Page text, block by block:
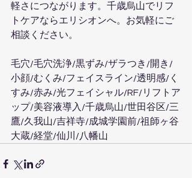
軽さにつながります。千歳烏山でリフ
トケアならエリシオンへ。お気軽にご
相談ください。
毛穴/毛穴洗浄/黒ずみ/ザラつき/開き/
小顔/むくみ/フェイスライン/透明感/く
すみ/赤み/光フェイシャル/RF/リフトア
ップ/美容液導入/千歳烏山/世田谷区/三
鷹/久我山/吉祥寺/成城学園前/祖師ヶ谷
大蔵/経堂/仙川/八幡山